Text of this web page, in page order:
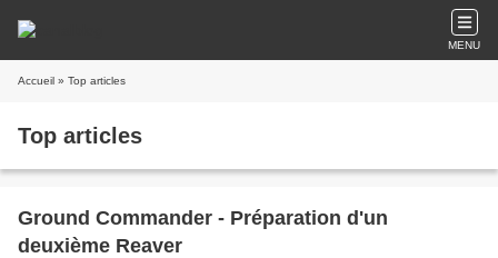
MENU
Accueil » Top articles
Top articles
Ground Commander - Préparation d'un
deuxième Reaver